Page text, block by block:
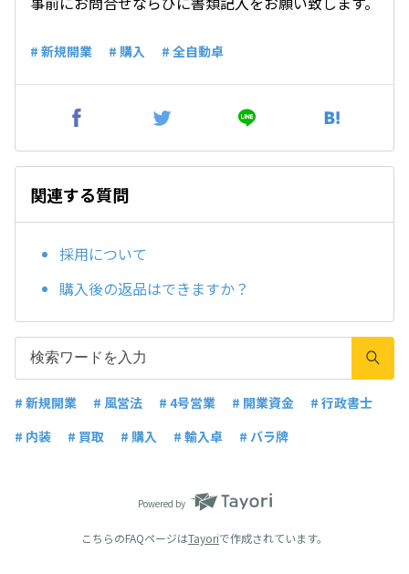
# 新規開業 # 購入 # 全自動卓
関連する質問
採用について
購入後の返品はできますか？
# 新規開業 # 風営法 # 4号営業 # 開業資金
# 行政書士
# 内装
# 買取 # 購入 # 輸入卓 # バラ牌
Powered by
こちらのFAQページはTayoriで作成されています。